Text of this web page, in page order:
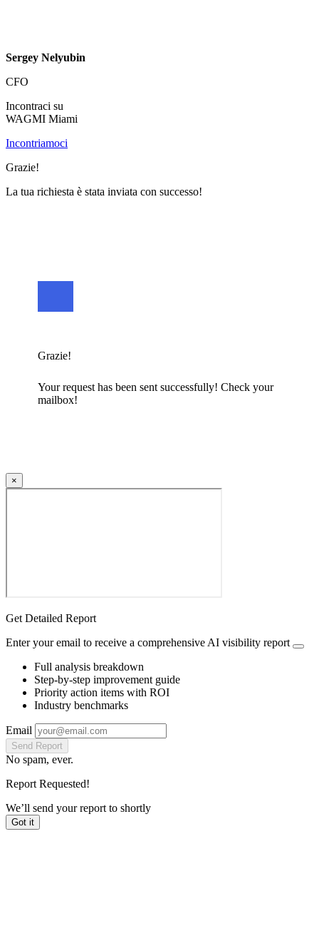
Sergey Nelyubin
CFO
Incontraci su
WAGMI Miami
Incontriamoci
Grazie!
La tua richiesta è stata inviata con successo!
Grazie!
Your request has been sent successfully! Check your
mailbox!
×
Get Detailed Report
Enter your email to receive a comprehensive AI visibility report
Full analysis breakdown
Step-by-step improvement guide
Priority action items with ROI
Industry benchmarks
Email
Send Report
No spam, ever.
Report Requested!
We’ll send your report to shortly
Got it